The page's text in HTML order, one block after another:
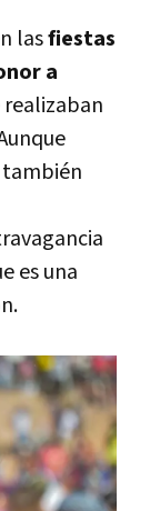
lasfiestas
a
realizaban
también
es una